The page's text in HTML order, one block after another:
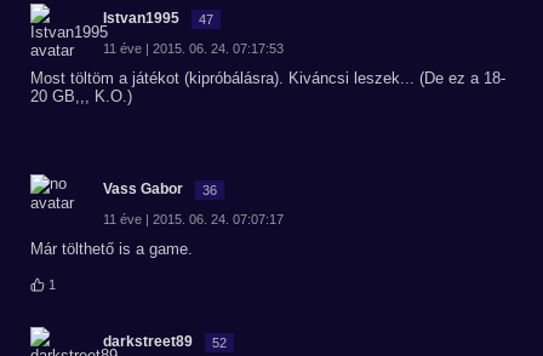
Istvan1995 47
11 éve | 2015. 06. 24. 07:17:53
Most töltöm a játékot (kipróbálásra). Kiváncsi leszek... (De ez a 18-
20 GB,,, K.O.)
Vass Gabor 36
11 éve | 2015. 06. 24. 07:07:17
Már tölthető is a game.
1
darkstreet89 52